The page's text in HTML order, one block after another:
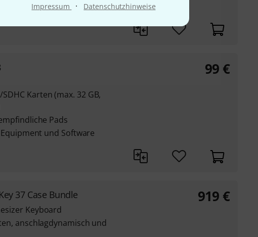
Impressum · Datenschutzhinweise
interner Speicher
Karten (max. 32 GB,
Pads
und Software
99 €
37 Case Bundle
Keyboard
anschlagdynamisch und
919 €